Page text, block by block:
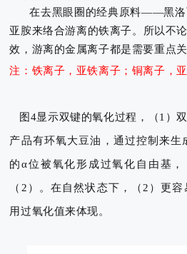
在去黑眼圈的经典原料——黑洛
亚胺来络合游离的铁离子。
所以不
效，游离的金属离子都是需要重点关
注：铁离子，亚铁离子；铜离子，
图4显示双键的氧化过程，（1）
产品有环氧大豆油，通过控制来生
的α位被氧化形成过氧化自由基
（2）。在自然状态下，（2）更
用过氧化值来体现。